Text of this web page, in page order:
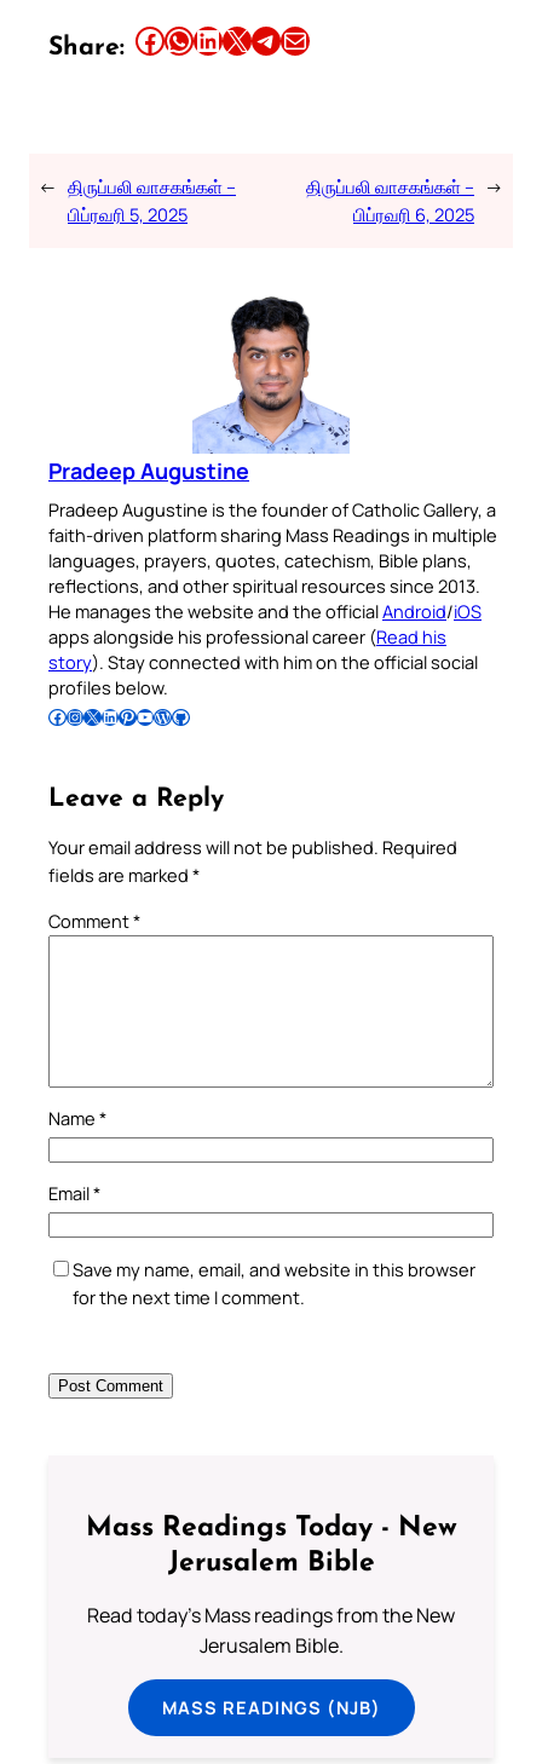
Share: Share this article on Facebook Share this article on WhatsApp Share this article on LinkedIn Share this article on X Share this article on TelegramEmail this Article
← திருப்பலி வாசகங்கள் –
பிப்ரவரி 5, 2025
திருப்பலி வாசகங்கள் –
பிப்ரவரி 6, 2025
→
Pradeep Augustine
Pradeep Augustine is the founder of Catholic Gallery, a
faith-driven platform sharing Mass Readings in multiple
languages, prayers, quotes, catechism, Bible plans,
reflections, and other spiritual resources since 2013.
He manages the website and the officialAndroid/iOS
apps alongside his professional career (Read his
story). Stay connected with him on the official social
profiles below.
Follow Pradeep on Facebook Follow Pradeep on InstagramFollow Pradeep on X Follow Pradeep on LinkedIn Follow Pradeep on Pinterest Subscribe to Pradeep’s Youtube Channel Follow Pradeep on WordPress Follow Pradeep on GitHub
Leave a Reply
Your email address will not be published. Required
fields are marked *
Comment*
Name *
Email*
Save my name, email, and website in this browser
for the next time I comment.
Mass Readings Today - New
Jerusalem Bible
Read today's Mass readings from the New
Jerusalem Bible.
MASS READINGS (NJB)